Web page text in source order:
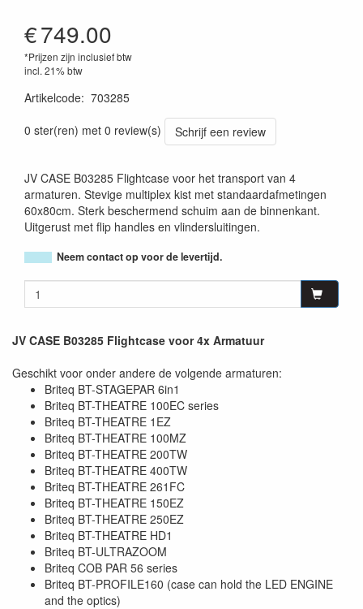
€749.00
*Prijzen zijn inclusief btw
incl. 21% btw
Artikelcode: 703285
0 ster(ren) met 0 review(s)
Schrijf een review
JV CASE B03285 Flightcase voor het transport van 4
armaturen. Stevige multiplex kist met standaardafmetingen
60x80cm. Sterk beschermend schuim aan de binnenkant.
Uitgerust met flip handles en vlindersluitingen.
Neem contact op voor de levertijd.
JV CASE B03285 Flightcase voor 4x Armatuur
Geschikt voor onder andere de volgende armaturen:
Briteq BT-STAGEPAR 6in1
Briteq BT-THEATRE 100EC series
Briteq BT-THEATRE 1EZ
Briteq BT-THEATRE 100MZ
Briteq BT-THEATRE 200TW
Briteq BT-THEATRE 400TW
Briteq BT-THEATRE 261FC
Briteq BT-THEATRE 150EZ
Briteq BT-THEATRE 250EZ
Briteq BT-THEATRE HD1
Briteq BT-ULTRAZOOM
Briteq COB PAR 56 series
Briteq BT-PROFILE160 (case can hold the LED ENGINE
and the optics)